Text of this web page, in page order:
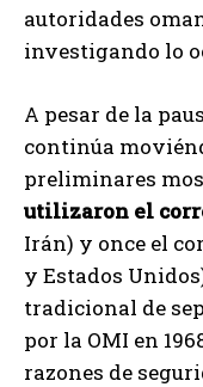
autoridades
investigando lo
A pesar de la
continúa
preliminares
utilizaron el
Irán) y once el
y Estados
tradicional de
por la OMI en
razones de